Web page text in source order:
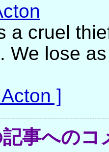
a cruel
We lose
]
事へのコ